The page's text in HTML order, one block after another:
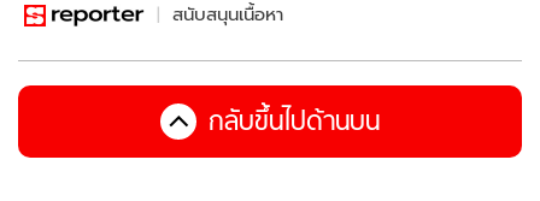
สนับสนุนเนื้อหา
กลับขึ้นไปด้านบน